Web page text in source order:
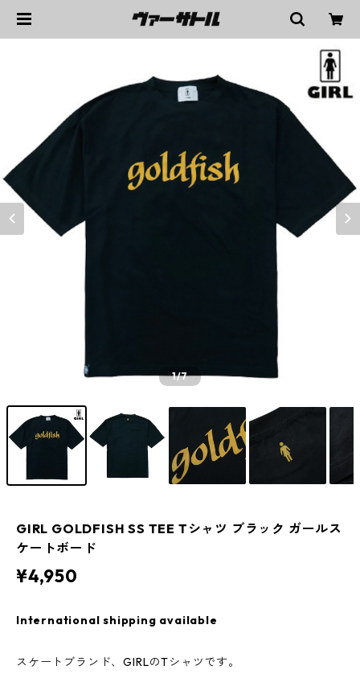
1/7
GIRL GOLDFISH SS TEE Tシャツ ブラック ガールス
ケートボード
¥4,950
International shipping available
スケートブランド、GIRLのTシャツです。